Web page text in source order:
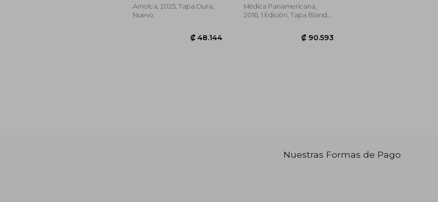
Amolca, 2025, Tapa Dura,
Nuevo
Médica Panamericana,
2016, 1 Edición, Tapa Blanda,
Nuestras Formas de Pago